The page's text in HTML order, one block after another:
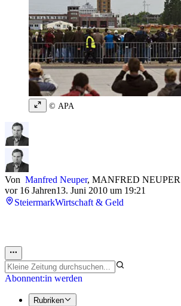
© APA
Von Manfred Neuper, MANFRED NEUPER
vor 16 Jahren13. Juni 2010 um 19:21
SteiermarkWirtschaft & Geld
Abonnent:in werden
Rubriken